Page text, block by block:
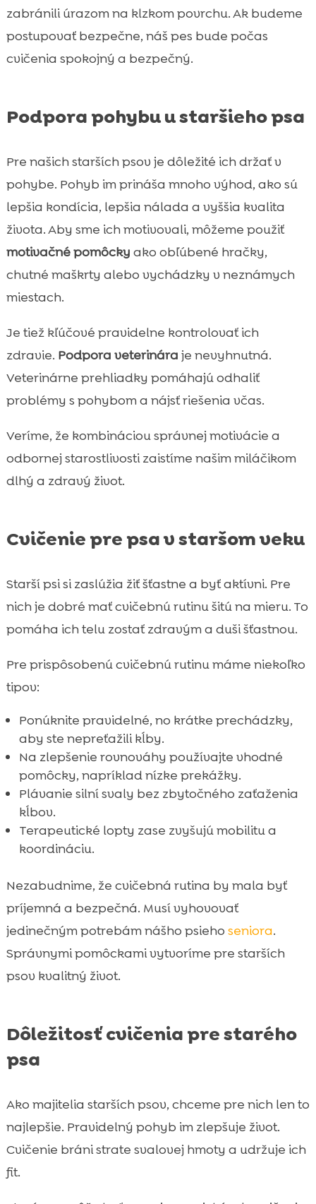
zabránili úrazom na klzkom povrchu. Ak budeme
postupovať bezpečne, náš pes bude počas
cvičenia spokojný a bezpečný.
Podpora pohybu u staršieho psa
Pre našich starších psov je dôležité ich držať v
pohybe. Pohyb im prináša mnoho výhod, ako sú
lepšia kondícia, lepšia nálada a vyššia kvalita
života. Aby sme ich motivovali, môžeme použiť
motivačné pomôcky ako obľúbené hračky,
chutné maškrty alebo vychádzky v neznámych
miestach.
Je tiež kľúčové pravidelne kontrolovať ich
zdravie. Podpora veterinára je nevyhnutná.
Veterinárne prehliadky pomáhajú odhaliť
problémy s pohybom a nájsť riešenia včas.
Veríme, že kombináciou správnej motivácie a
odbornej starostlivosti zaistíme našim miláčikom
dlhý a zdravý život.
Cvičenie pre psa v staršom veku
Starší psi si zaslúžia žiť šťastne a byť aktívni. Pre
nich je dobré mať cvičebnú rutinu šitú na mieru. To
pomáha ich telu zostať zdravým a duši šťastnou.
Pre prispôsobenú cvičebnú rutinu máme niekoľko
tipov:
Ponúknite pravidelné, no krátke prechádzky,
aby ste nepreťažili kĺby.
Na zlepšenie rovnováhy používajte vhodné
pomôcky, napríklad nízke prekážky.
Plávanie silní svaly bez zbytočného zaťaženia
kĺbov.
Terapeutické lopty zase zvyšujú mobilitu a
koordináciu.
Nezabudnime, že cvičebná rutina by mala byť
príjemná a bezpečná. Musí vyhovovať
jedinečným potrebám nášho psieho seniora.
Správnymi pomôckami vytvoríme pre starších
psov kvalitný život.
Dôležitosť cvičenia pre starého
psa
Ako majitelia starších psov, chceme pre nich len to
najlepšie. Pravidelný pohyb im zlepšuje život.
Cvičenie bráni strate svalovej hmoty a udržuje ich
fit.